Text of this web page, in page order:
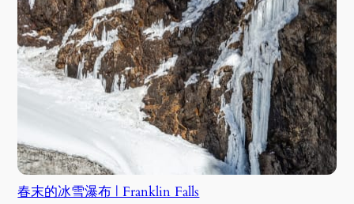
春末的冰雪瀑布 | Franklin Falls